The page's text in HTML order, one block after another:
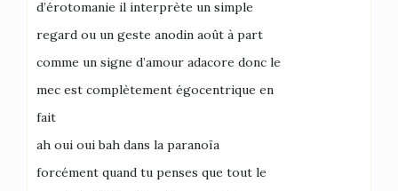
d’érotomanie il interprète un simple
regard ou un geste anodin août à part
comme un signe d’amour adacore donc le
mec est complètement égocentrique en
fait
ah oui oui bah dans la paranoïa
forcément quand tu penses que tout le